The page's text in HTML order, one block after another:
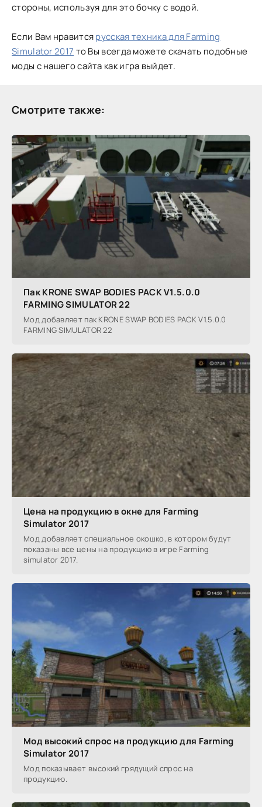
стороны, используя для это бочку с водой.
Если Вам нравитсярусская техника для Farming
Simulator 2017 то Вы всегда можете скачать подобные
моды с нашего сайта как игра выйдет.
Смотрите также:
Пак KRONE SWAP BODIES PACK V1.5.0.0
FARMING SIMULATOR 22
Мод добавляет пак KRONE SWAP BODIES PACK V1.5.0.0
FARMING SIMULATOR 22
Цена на продукцию в окне для Farming
Simulator 2017
Мод добавляет специальное окошко, в котором будут
показаны все цены на продукцию в игре Farming
simulator 2017.
Мод высокий спрос на продукцию для Farming
Simulator 2017
Мод показывает высокий грядущий спрос на
продукцию.